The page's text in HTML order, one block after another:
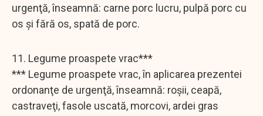
urgenţă, înseamnă: carne porc lucru, pulpă porc cu
os şi fără os, spată de porc.
11. Legume proaspete vrac***
*** Legume proaspete vrac, în aplicarea prezentei
ordonanţe de urgenţă, înseamnă: roşii, ceapă,
castraveţi, fasole uscată, morcovi, ardei gras